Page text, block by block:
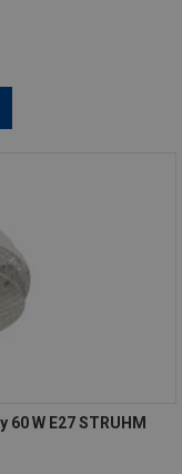
W E27 STRUHM